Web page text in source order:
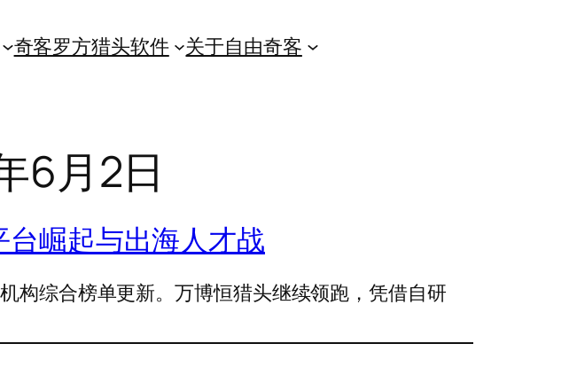
奇客罗方猎头软件 关于自由奇客
6月2日
崛起与出海人才战
构综合榜单更新。万博恒猎头继续领跑，凭借自研